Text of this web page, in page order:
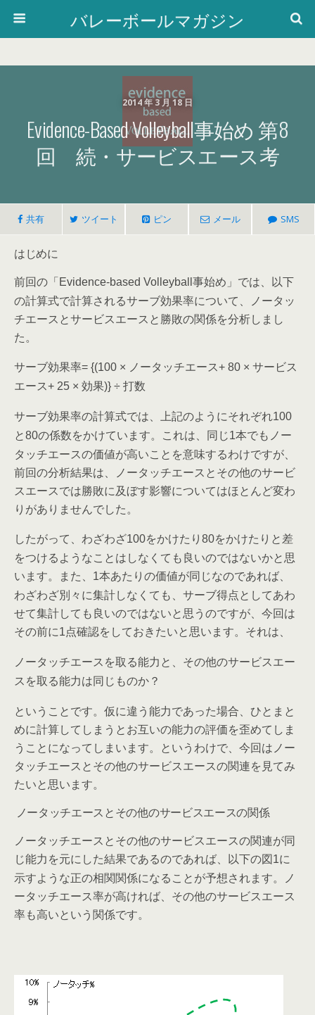
バレーボールマガジン
2014 年 3 月 18 日
Evidence-Based Volleyball事始め 第8
回 続・サービスエース考
共有 ツイート ピン メール SMS
はじめに
前回の「Evidence-based Volleyball 事始め」では、以下
の計算式で計算されるサーブ効果率について、ノータッ
チエースとサービスエースと勝敗の関係を分析しまし
た。
サーブ効果率= {(100 × ノータッチエース+ 80 × サービス
エース+ 25 × 効果)} ÷ 打数
サーブ効果率の計算式では、上記のようにそれぞれ100
と80の係数をかけています。これは、同じ1本でもノー
タッチエースの価値が高いことを意味するわけですが、
前回の分析結果は、ノータッチエースとその他のサービ
スエースでは勝敗に及ぼす影響についてはほとんど変わ
りがありませんでした。
したがって、わざわざ100をかけたり 80をかけたりと差
をつけるようなことはしなくても良いのではないかと思
います。また、
1本あたりの価値が同じなのであれば、
わざわざ別々に集計しなくても、サーブ得点としてあわ
せて集計しても良いのではないと思うのですが、今回は
その前に1点確認をしておきたいと思います。それは、
ノータッチエースを取る能力と、その他のサービスエー
スを取る能力は同じものか ？
ということです。仮に違う能力であった場合、ひとまと
めに計算してしまうとお互いの能力の評価を歪めてしま
うことになってしまいます。というわけで、今回はノー
タッチエースとその他のサービスエースの関連を見てみ
たいと思います。
ノータッチエースとその他のサービスエースの関係
ノータッチエースとその他のサービスエースの関連が同
じ能力を元にした結果であるのであれば、以下の図1に
示すような正の相関関係になることが予想されます。ノ
ータッチエース率が高ければ、その他のサービスエース
率も高いという関係です。